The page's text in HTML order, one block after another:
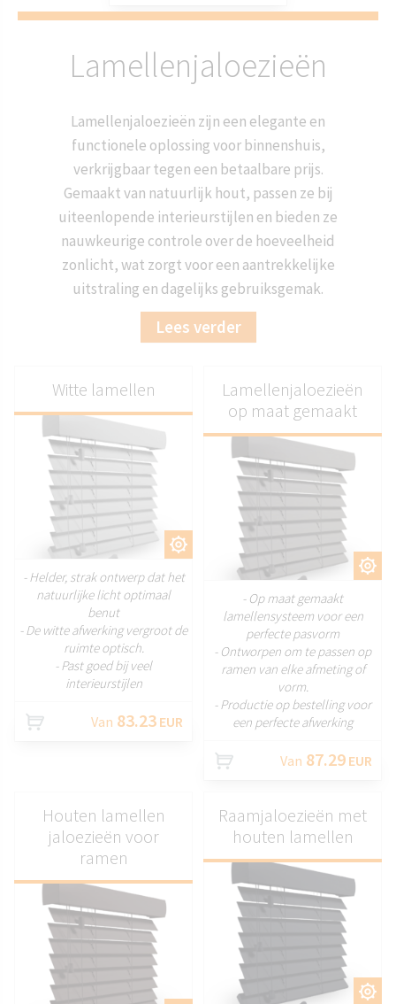
Lamellenjaloezieën
Lamellenjaloezieën zijn een elegante en
functionele oplossing voor binnenshuis,
verkrijgbaar tegen een betaalbare prijs.
Gemaakt van natuurlijk hout, passen ze bij
uiteenlopende interieurstijlen en bieden ze
nauwkeurige controle over de hoeveelheid
zonlicht, wat zorgt voor een aantrekkelijke
uitstraling en dagelijks gebruiksgemak.
Lees verder
AANPASSEN
Witte lamellen
- Helder, strak ontwerp dat het
natuurlijke licht optimaal
benut
- De witte afwerking vergroot de
ruimte optisch.
- Past goed bij veel
interieurstijlen
Van 83.23 EUR
AANPASSEN
Lamellenjaloezieën
op maat gemaakt
- Op maat gemaakt
lamellensysteem voor een
perfecte pasvorm
- Ontworpen om te passen op
ramen van elke afmeting of
vorm.
- Productie op bestelling voor
een perfecte afwerking
Van 87.29 EUR
Houten lamellen
jaloezieën voor
ramen
AANPASSEN
Raamjaloezieën met
houten lamellen